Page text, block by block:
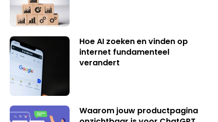
Hoe AI zoeken en vinden op
internet fundamenteel
verandert
Waarom jouw productpagina